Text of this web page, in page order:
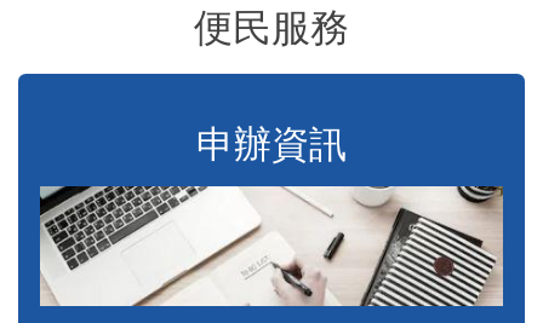
便民服務
申辦資訊